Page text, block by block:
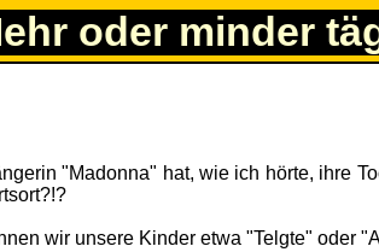
oder minder
"Madonna" hat, wie ich hörte, ihre
wir unsere Kinder etwa "Telgte" oder